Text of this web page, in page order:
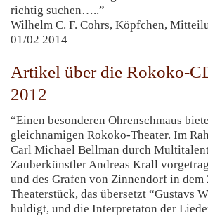
richtig suchen…..”
Wilhelm C. F. Cohrs, Köpfchen,
01/02 2014
Artikel über die Rokoko-
2012
“Einen besonderen Ohrenschmaus
gleichnamigen Rokoko-Theater. Im
Carl Michael Bellman durch
Zauberkünstler Andreas Krall
und des Grafen von Zinnendorf in
Theaterstück, das übersetzt “Gustavs
huldigt, und die Interpretaton der